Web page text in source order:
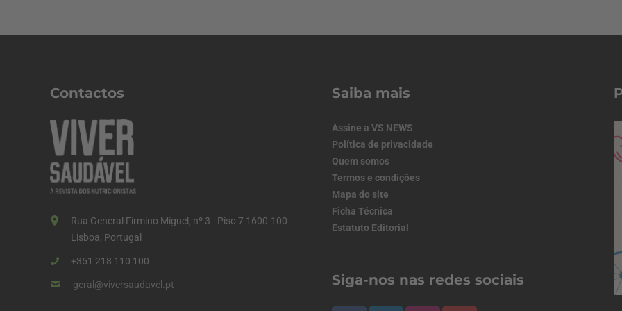
Contactos
Rua General Firmino Miguel, nº 3 - Piso 7 1600-100
Lisboa, Portugal
+351 218 110 100
geral@viversaudavel.pt
Saiba mais
Assine a VS NEWS
Política de privacidade
Quem somos
Termos e condições
Mapa do site
Ficha Técnica
Estatuto Editorial
Siga-nos nas redes sociais